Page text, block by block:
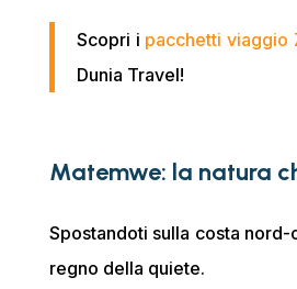
Scopri i pacchetti viaggio
Dunia Travel!
Matemwe: la natura
Spostandoti sulla costa
regno della quiete.